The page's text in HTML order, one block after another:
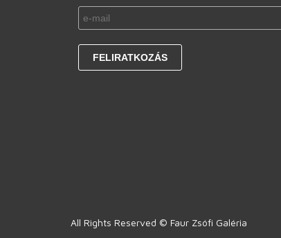
All Rights Reserved © Faur Zsófi Galéria